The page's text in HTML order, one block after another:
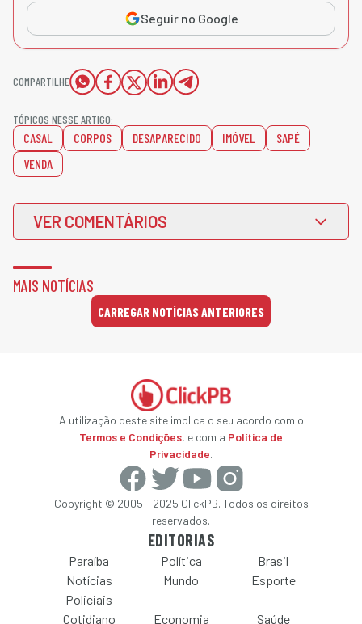
Seguir no Google
COMPARTILHE
TÓPICOS NESSE ARTIGO:
CASAL CORPOS DESAPARECIDO IMÓVEL
SAPÉ
VENDA
VER COMENTÁRIOS
MAIS NOTÍCIAS
CARREGAR NOTÍCIAS ANTERIORES
A utilização deste site implica o seu acordo com o
Termos e Condições, e com a Política de
Privacidade.
Copyright © 2005 - 2025 ClickPB. Todos os direitos
reservados.
EDITORIAS
Paraíba Política
Brasil
Notícias
Policiais
Mundo Esporte
Cotidiano Economia Saúde